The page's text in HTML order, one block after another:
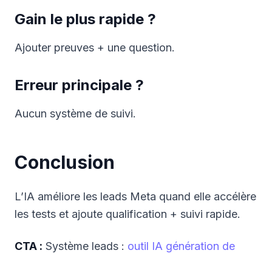
Gain le plus rapide ?
Ajouter preuves + une question.
Erreur principale ?
Aucun système de suivi.
Conclusion
L’IA améliore les leads Meta quand elle accélère
les tests et ajoute qualification + suivi rapide.
CTA : Système leads : outil IA génération de